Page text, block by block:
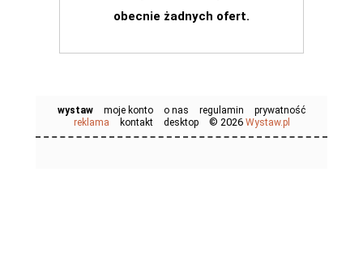
obecnie żadnych ofert.
wystaw moje konto o nas regulamin
prywatność
reklama
kontakt desktop © 2026 Wystaw.pl